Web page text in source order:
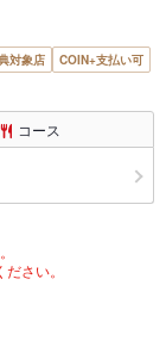
対象店
COIN+支払い可
コース
さい。